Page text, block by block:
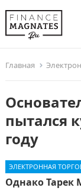
Главная
пытался
году
ЭЛЕКТРОННАЯ
Однако Тарек